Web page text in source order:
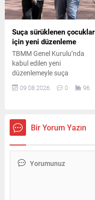
Suça sürüklenen çocuklar
için yeni düzenleme
TBMM Genel Kurulu’nda
kabul edilen yeni
düzenlemeyle suça
sürüklenen çocuklara ilişkin
önemli değişiklikler hayata
yeniden şekillendiriyor.
09.08.2026 0 96
Bir Yorum Yazın